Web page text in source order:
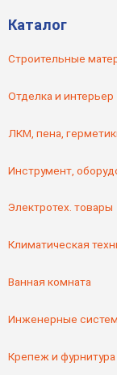
Каталог
Строительные
Отделка и интерьер
ЛКМ, пена,
Инструмент,
Электротех. товары
Климатическая
Ванная комната
Инженерные
Крепеж и фурнитура